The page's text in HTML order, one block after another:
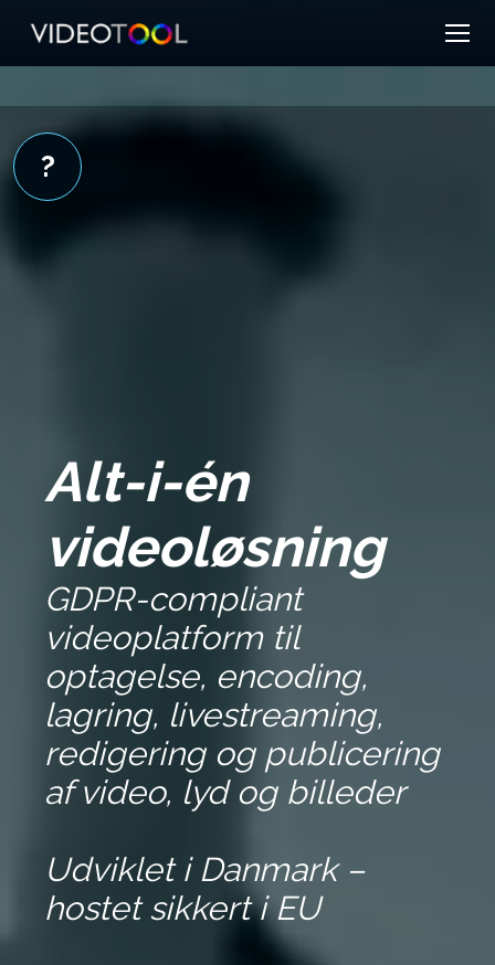
Alt-i-én
videoløsning
GDPR-compliant
videoplatform til
optagelse, encoding,
lagring, livestreaming,
redigering og publicering
af video, lyd og billeder
Udviklet i Danmark –
hostet sikkert i EU
?